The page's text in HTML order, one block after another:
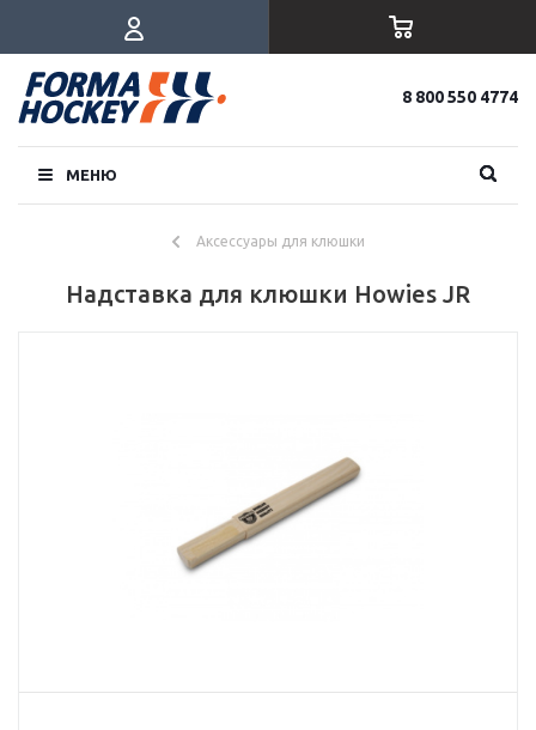
8 800 550 4774
МЕНЮ
Аксессуары для клюшки
Надставка для клюшки Howies JR